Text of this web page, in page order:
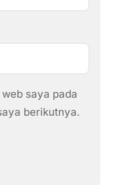
saya pada
berikutnya.